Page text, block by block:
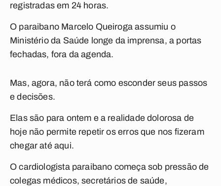
registradas em 24 horas.
O paraibano Marcelo Queiroga assumiu o
Ministério da Saúde longe da imprensa, a portas
fechadas, fora da agenda.
Mas, agora, não terá como esconder seus passos
e decisões.
Elas são para ontem e a realidade dolorosa de
hoje não permite repetir os erros que nos fizeram
chegar até aqui.
O cardiologista paraibano começa sob pressão de
colegas médicos, secretários de saúde,